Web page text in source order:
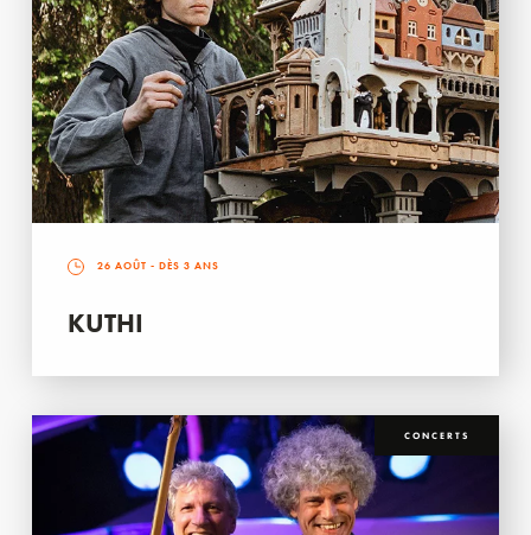
26 AOÛT - DÈS 3 ANS
KUTHI
CONCERTS